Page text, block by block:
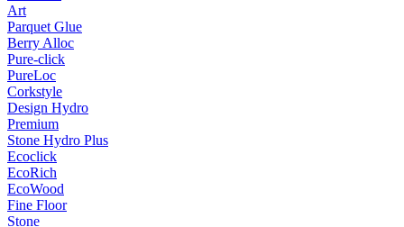
Art
Parquet Glue
Berry Alloc
Pure-click
PureLoc
Corkstyle
Design Hydro
Premium
Stone Hydro Plus
Ecoclick
EcoRich
EcoWood
Fine Floor
Stone